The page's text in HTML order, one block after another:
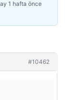
1 hafta önce
#10462